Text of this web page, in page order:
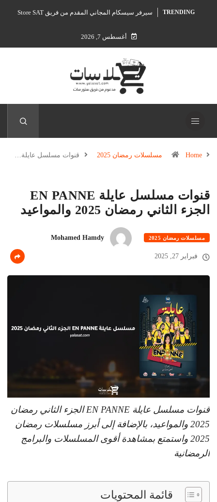
TRENDING سيرفر سيسكام المجاني المقدم من فريق Store SAT
أغسطس 7, 2026
Home مسلسلات رمضان 2025 قنوات مسلسل عايلة…
قنوات مسلسل عايلة EN PANNE
الجزء الثاني رمضان 2025 والمواعيد
مسلسلات رمضان 2025 Mohamed Hamdy
فبراير 27, 2025
قنوات مسلسل عايلة EN PANNE الجزء الثاني رمضان
2025 والمواعيد، بالإضافة إلى أبرز مسلسلات رمضان
2025 واستمتع بمشاهدة أقوى المسلسلات والبرامج
الرمضانية
قائمة المحتويات